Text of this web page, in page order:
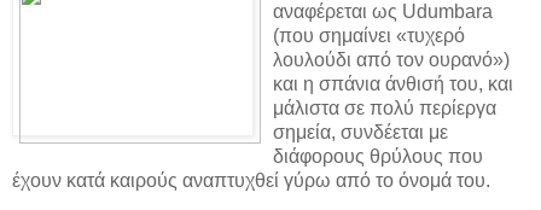
αναφέρεται ως Udumbara
(που σημαίνει «τυχερό
λουλούδι από τον ουρανό»)
και η σπάνια άνθισή του, και
μάλιστα σε πολύ περίεργα
σημεία, συνδέεται με
διάφορους θρύλους που
έχουν κατά καιρούς αναπτυχθεί γύρω από το όνομά του.